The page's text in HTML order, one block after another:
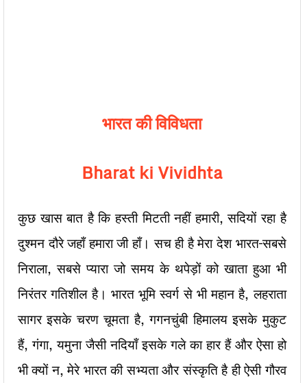
भारतकीविविधता
Bharat ki Vividhta
कुछ खास बात है कि हस्ती मिटती नहीं हमारी, सदियों रहा है
दुश्मन दौरे जहाँ हमारा जी हाँ। सच ही है मेरा देश भारत–सबसे
निराला, सबसे प्यारा जो समय के थपेड़ों को खाता हुआ भी
निरंतर गतिशील है। भारत भूमि स्वर्ग से भी महान है, लहराता
सागर इसके चरण चूमता है, गगनचुंबी हिमालय इसके मुकुट
हैं, गंगा, यमुना जैसी नदियाँ इसके गले का हार हैं और ऐसा हो
भी क्यों न, मेरे भारत की सभ्यता और संस्कृति है ही ऐसी गौरव